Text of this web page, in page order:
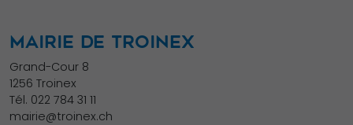
MAIRIE DE TROINEX
Grand-Cour 8
1256 Troinex
Tél. 022 784 31 11
mairie@troinex.ch